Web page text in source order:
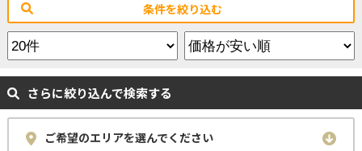
条件を絞り込む
さらに絞り込んで検索する
ご希望のエリアを選んでください